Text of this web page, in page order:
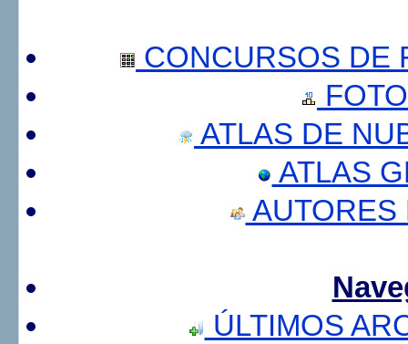
CONCURSOS DE
ATLAS DE
ATLAS
AUTORES
ÚLTIMOS